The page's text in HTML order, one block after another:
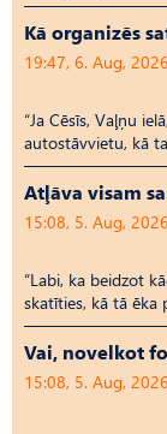
Kā organizēs
19:47, 6. Aug, 2026
“Ja Cēsīs, Vaļņu
autostāvvietu, kā
Atļāva visam
15:08, 5. Aug, 2026
“Labi, ka beidzot
skatīties, kā tā ēka
Vai, novelkot
15:08, 5. Aug, 2026